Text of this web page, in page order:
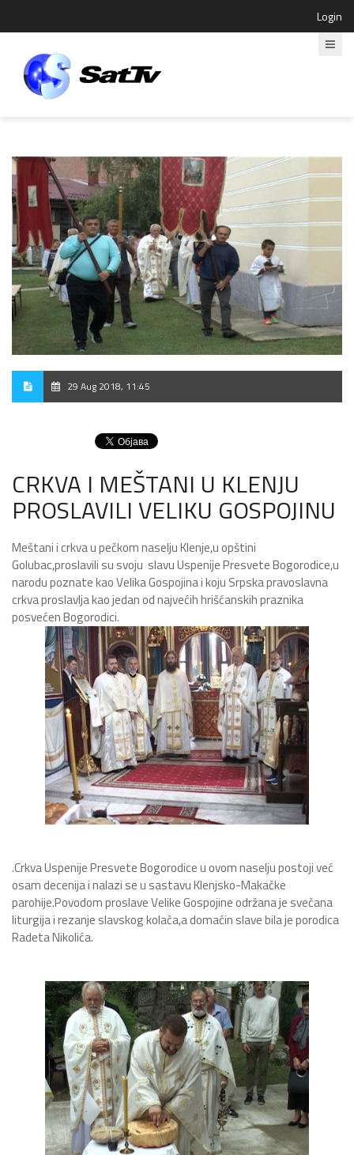
Login
29 Aug 2018, 11:45
CRKVA I MEŠTANI U KLENJU
PROSLAVILI VELIKU GOSPOJINU
Meštani i crkva u pečkom naselju Klenje,u opštini
Golubac,proslavili su svoju slavu Uspenije Presvete Bogorodice,u
narodu poznate kao Velika Gospojina i koju Srpska pravoslavna
crkva proslavlja kao jedan od najvećih hrišćanskih praznika
posvećen Bogorodici.
.Crkva Uspenije Presvete Bogorodice u ovom naselju postoji već
osam decenija i nalazi se u sastavu Klenjsko-Makačke
parohije.Povodom proslave Velike Gospojine održana je svečana
liturgija i rezanje slavskog kolača,a domaćin slave bila je porodica
Radeta Nikolića.